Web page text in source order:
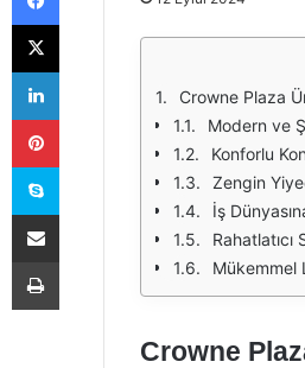
Crowne Plaza
Modern ve
Konforlu
Zengin
İş
Rahatlatıcı
Mükemmel
Crowne
X
LinkedIn
Pinterest
Skype
E-Posta ile paylaş